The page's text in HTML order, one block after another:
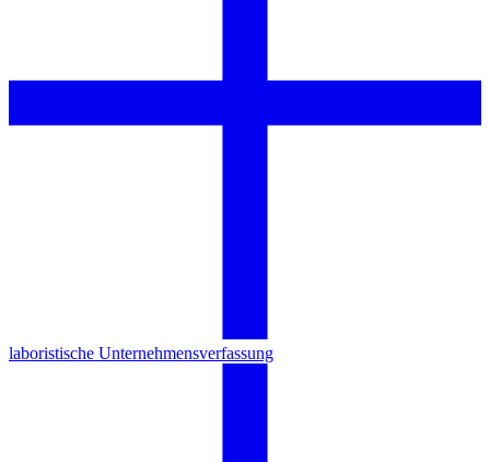
laboristische Unternehmensverfassung